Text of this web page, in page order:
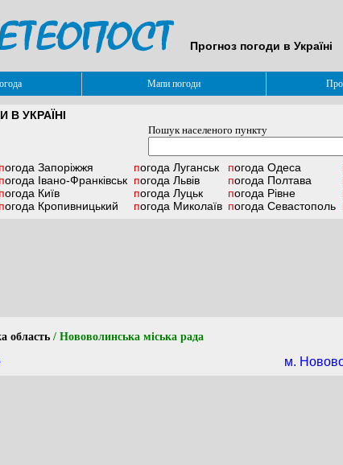
Прогноз погоди в Україні
Мапи погоди
В УКРАЇНІ
Пошук населеного пункту
погода Запоріжжя
погода Івано-Франківськ
погода Київ
погода Кропивницький
погода Луганськ
погода Львів
погода Луцьк
погода Миколаїв
погода Одеса
погода Полтава
погода Рівне
погода Севастополь
область / Нововолинська міська рада
м.